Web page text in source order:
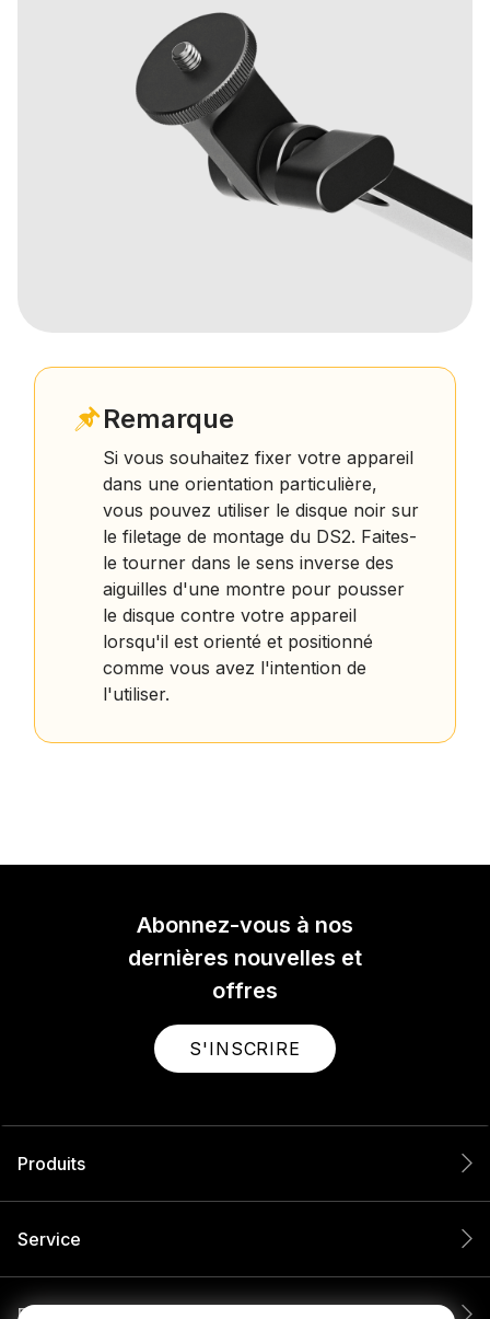
Remarque
Si vous souhaitez fixer votre appareil
dans une orientation particulière,
vous pouvez utiliser le disque noir sur
le filetage de montage du DS2. Faites-
le tourner dans le sens inverse des
aiguilles d'une montre pour pousser
le disque contre votre appareil
lorsqu'il est orienté et positionné
comme vous avez l'intention de
l'utiliser.
Abonnez-vous à nos
dernières nouvelles et
offres
S'INSCRIRE
Produits
Service
Entreprise